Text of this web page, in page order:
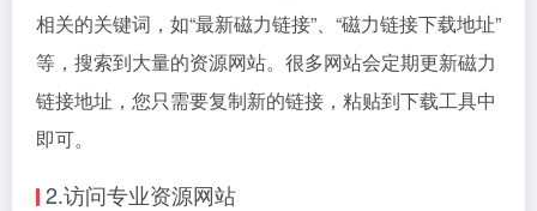
相关的关键词，如“最新磁力链接”、“磁力链接下载地址”
等，搜索到大量的资源网站。很多网站会定期更新磁力
链接地址，您只需要复制新的链接，粘贴到下载工具中
即可。
2.访问专业资源网站